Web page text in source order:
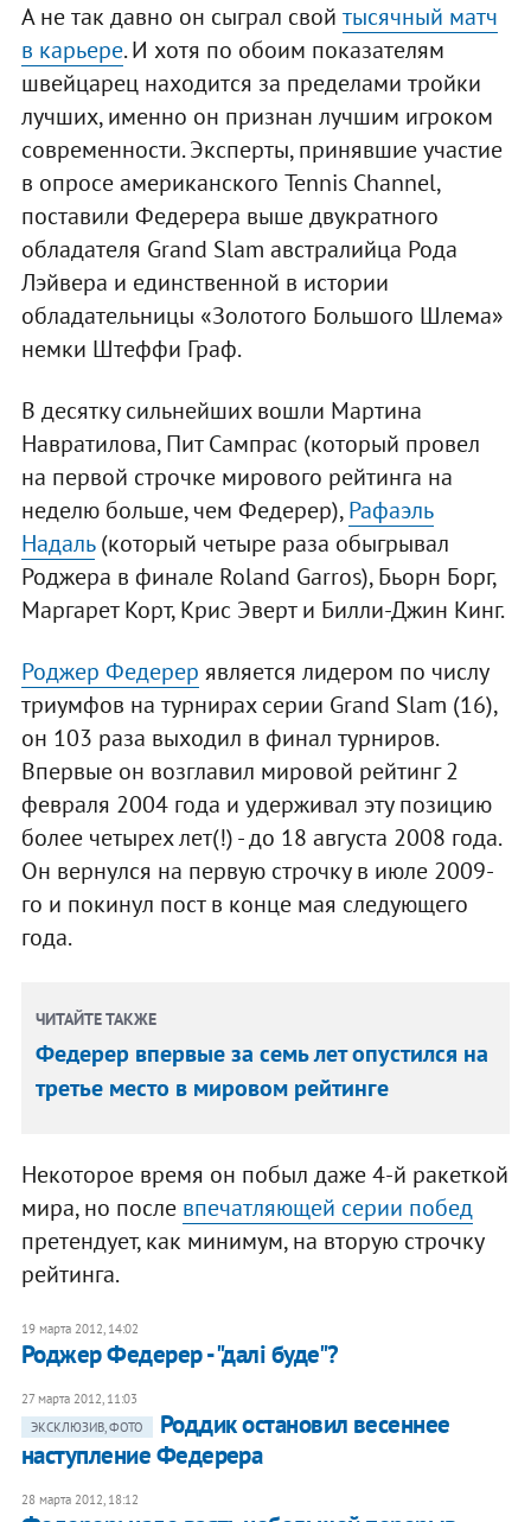
А не так давно он сыграл свой тысячный матч
в карьере. И хотя по обоим показателям
швейцарец находится за пределами тройки
лучших, именно он признан лучшим игроком
современности. Эксперты, принявшие участие
в опросе американского Tennis Channel,
поставили Федерера выше двукратного
обладателя Grand Slam австралийца Рода
Лэйвера и единственной в истории
обладательницы «Золотого Большого Шлема»
немки Штеффи Граф.
В десятку сильнейших вошли Мартина
Навратилова, Пит Сампрас (который провел
на первой строчке мирового рейтинга на
неделю больше, чем Федерер),Рафаэль
Надаль(который четыре раза обыгрывал
Роджера в финале Roland Garros), Бьорн Борг,
Маргарет Корт, Крис Эверт и Билли-Джин Кинг.
Роджер Федерер является лидером по числу
триумфов на турнирах серии Grand Slam (16),
он 103 раза выходил в финал турниров.
Впервые он возглавил мировой рейтинг 2
февраля 2004 года и удерживал эту позицию
более четырех лет(!) - до 18 августа 2008 года.
Он вернулся на первую строчку в июле 2009-
го и покинул пост в конце мая следующего
года.
ЧИТАЙТЕ ТАКЖЕ
Федерер впервые за семь лет опустился на
третье место в мировом рейтинге
Некоторое время он побыл даже 4-й ракеткой
мира, но после впечатляющей серии побед
претендует, как минимум, на вторую строчку
рейтинга.
19 марта 2012, 14:02
Роджер Федерер - "далі буде"?
27 марта 2012, 11:03
ЭКСКЛЮЗИВ, ФОТО
​Роддик остановил весеннее
наступление Федерера
28 марта 2012, 18:12